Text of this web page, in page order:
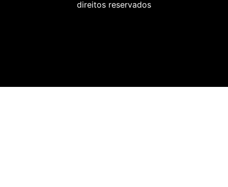
direitos reservados